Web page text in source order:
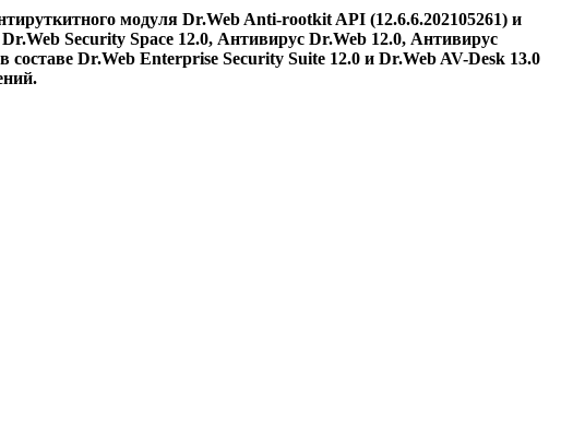
модуля Dr.Web Anti-rootkit API (12.6.6.202105261) и
Security Space 12.0, Антивирус Dr.Web 12.0, Антивирус
Dr.Web Enterprise Security Suite 12.0 и Dr.Web AV-Desk 13.0